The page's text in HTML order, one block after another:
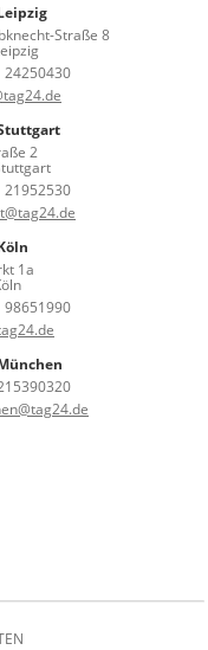
Straße 8
24250430
2
21952530
1a
98651990